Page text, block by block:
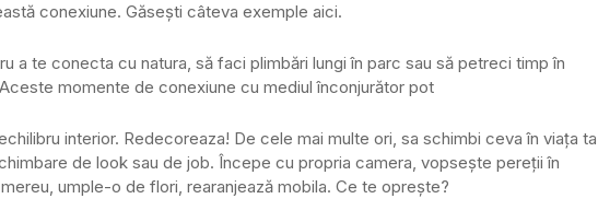
conexiune. Găsești câteva exemple aici.
a te conecta cu natura, să faci plimbări lungi în parc sau să petreci timp în
momente de conexiune cu mediul înconjurător pot
interior. Redecoreaza! De cele mai multe ori, sa schimbi ceva în viața ta
de look sau de job. Începe cu propria camera, vopsește pereții în
umple-o de flori, rearanjează mobila. Ce te oprește?